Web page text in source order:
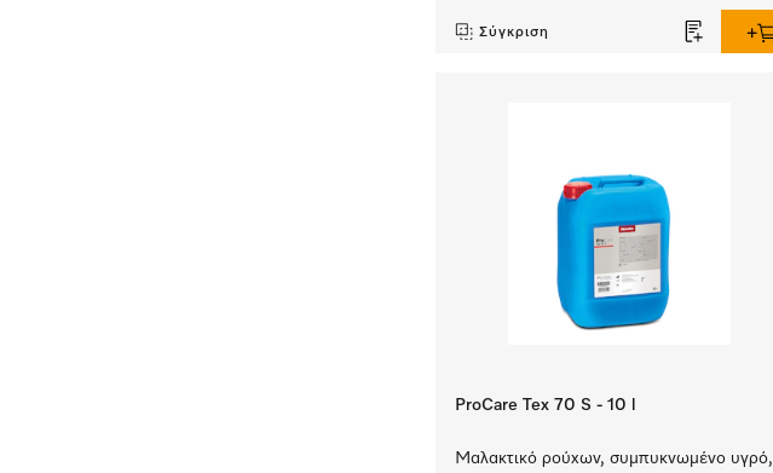
Σύγκριση
ProCare Tex 70 S - 10 l
Μαλακτικό ρούχων, συμπυκνωμένο υγρό,